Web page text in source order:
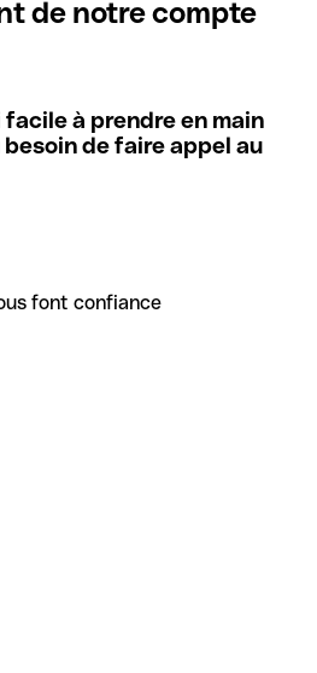
de l'une des succursales
code SWIFT que vous devriez
un outil de recherche de
banque.
SWIFT. Ainsi, vous pouvez
SWIFT avant de réaliser vos
de notre compte
à prendre en main
de faire appel au
font confiance